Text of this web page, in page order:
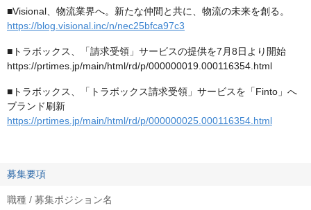
■Visional、物流業界へ。新たな仲間と共に、物流の未来を創る。
https://blog.visional.inc/n/nec25bfca97c3
■トラボックス、「請求受領」サービスの提供を7月8日より開始
​​https://prtimes.jp/main/html/rd/p/000000019.000116354.html
■トラボックス、「トラボックス請求受領」サービスを「Finto」へ
ブランド刷新
https://prtimes.jp/main/html/rd/p/000000025.000116354.html
募集要項
職種 / 募集ポジション名